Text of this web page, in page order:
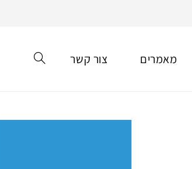
מאמרים צור קשר